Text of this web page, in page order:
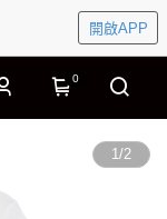
開啟APP
0
1/2